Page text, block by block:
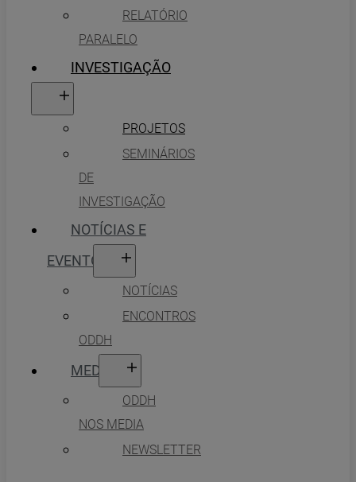
RELATÓRIO
PARALELO
INVESTIGAÇÃO
PROJETOS
SEMINÁRIOS
DE
INVESTIGAÇÃO
NOTÍCIAS E
EVENTOS
NOTÍCIAS
ENCONTROS
ODDH
MEDIA
ODDH
NOS MEDIA
NEWSLETTER